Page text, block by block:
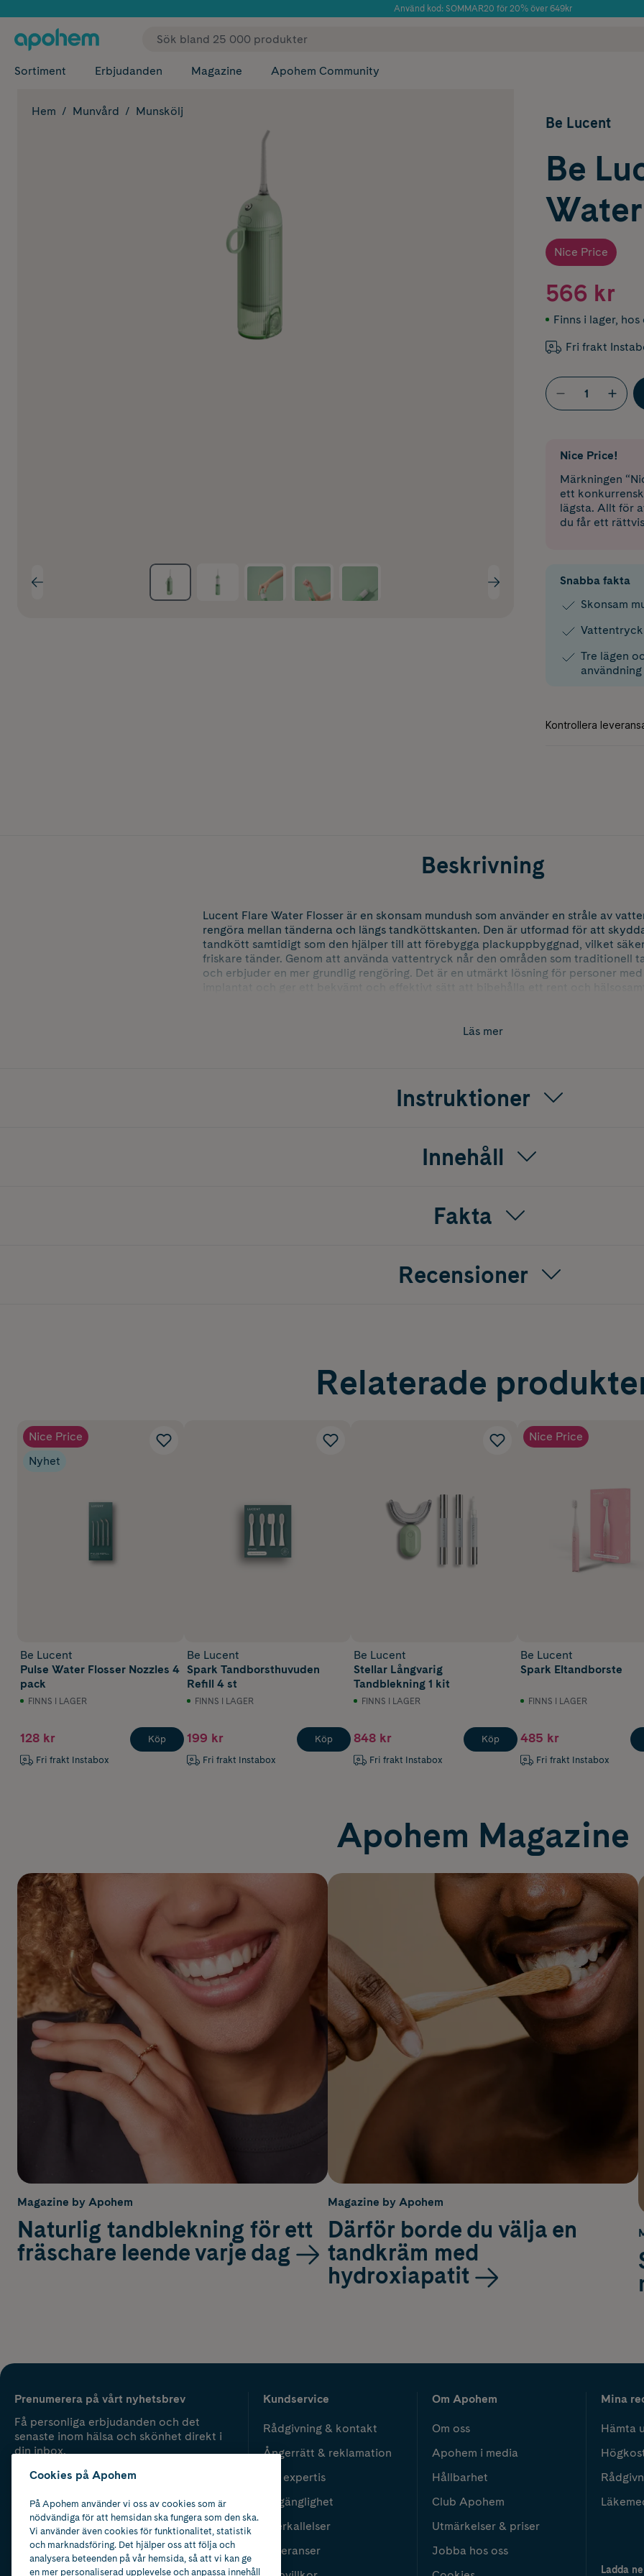
Använd kod: SOMMAR20 för 20% över 649kr
✓ Fri frakt
Sortiment Erbjudanden Magazine Apohem Community
Hem Munvård Munskölj
Be Lucent
Be
Nice Price
566 kr
Finns i lager, hos
Fri frakt
Nice Price!
Märkningen
ett
lägsta. Allt för
du får ett
Snabba fakta
Skonsam
Tre lägen
användning
Beskrivning
Lucent Flare Water Flosser är en skonsam mundush som använder en stråle av
rengöra mellan tänderna och längs tandköttskanten. Den är utformad för att
tandkött samtidigt som den hjälper till att förebygga plackuppbyggnad, vilket
friskare tänder. Genom att använda vattentryck når den områden som traditionell
och erbjuder en mer grundlig rengöring. Det är en utmärkt lösning för personer
implantat och ger ett bekvämt och effektivt sätt att bibehålla ett rent och
Läs mer
Instruktioner
Innehåll
Fakta
Recensioner
Relaterade
Nice Price
Nyhet
Be Lucent
Pulse Water Flosser Nozzles 4
pack
FINNS I LAGER
128 kr
Fri frakt Instabox
Köp
Be Lucent
Spark Tandborsthuvuden
Refill 4 st
FINNS I LAGER
199 kr
Fri frakt Instabox
Köp
Be Lucent
Stellar Långvarig
Tandblekning 1 kit
FINNS I LAGER
848 kr
Fri frakt Instabox
Köp
Nice Price
Be Lucent
Spark Eltandborste
FINNS I LAGER
485 kr
Fri frakt Instabox
Apohem Magazine
Magazine by Apohem
Naturlig tandblekning för ett
fräschare leende varje dag
Magazine by Apohem
Därför borde du välja en
tandkräm med
hydroxiapatit
Prenumerera på vårt nyhetsbrev
Få personliga erbjudanden och det
senaste inom hälsa och skönhet direkt i
din inbox.
Kundservice
Rådgivning & kontakt
Ångerrätt & reklamation
Vår expertis
Tillgänglighet
Återkallelser
Leveranser
Om Apohem
Om oss
Apohem i media
Hållbarhet
Club Apohem
Utmärkelser & priser
Jobba hos oss
Mina
Hämta
Ladda
Cookies på Apohem
På Apohem använder vi oss av cookies som är
nödvändiga för att hemsidan ska fungera som den ska.
Vi använder även cookies för funktionalitet, statistik
och marknadsföring. Det hjälper oss att följa och
analysera beteenden på vår hemsida, så att vi kan ge
en mer personaliserad upplevelse och anpassa innehåll